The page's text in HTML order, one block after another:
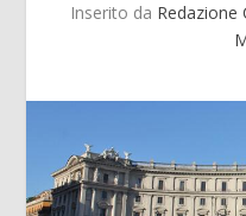
Inserito da Redazione